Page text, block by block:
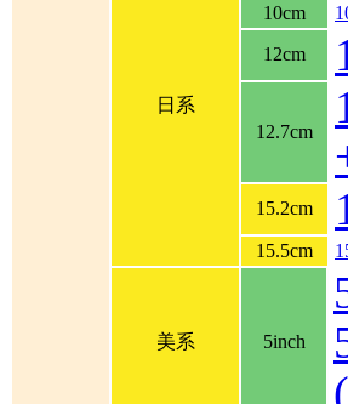
日系
10cm
12cm
12.7cm
15.2cm
15.5cm
美系 5inch